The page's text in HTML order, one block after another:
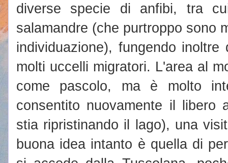
diverse specie di anfibi, tra
salamandre (che purtroppo sono
individuazione), fungendo
molti uccelli migratori. L'area al
come pascolo, ma è molto
consentito nuovamente il libero
stia ripristinando il lago), una
buona idea intanto è quella di